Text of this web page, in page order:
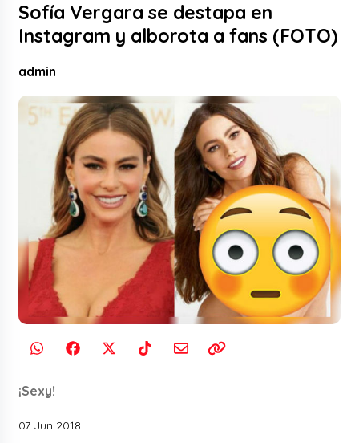
Sofía Vergara se destapa en
Instagram y alborota a fans (FOTO)
admin
¡Sexy!
07 Jun 2018